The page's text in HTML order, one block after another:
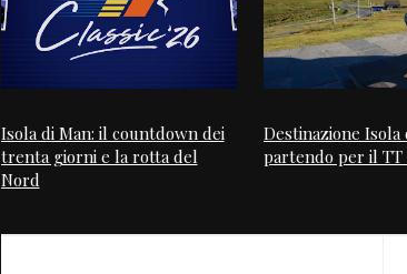
Isola di Man: il countdown dei
trenta giorni e la rotta del
Nord
Destinazione Isola
partendo per il TT